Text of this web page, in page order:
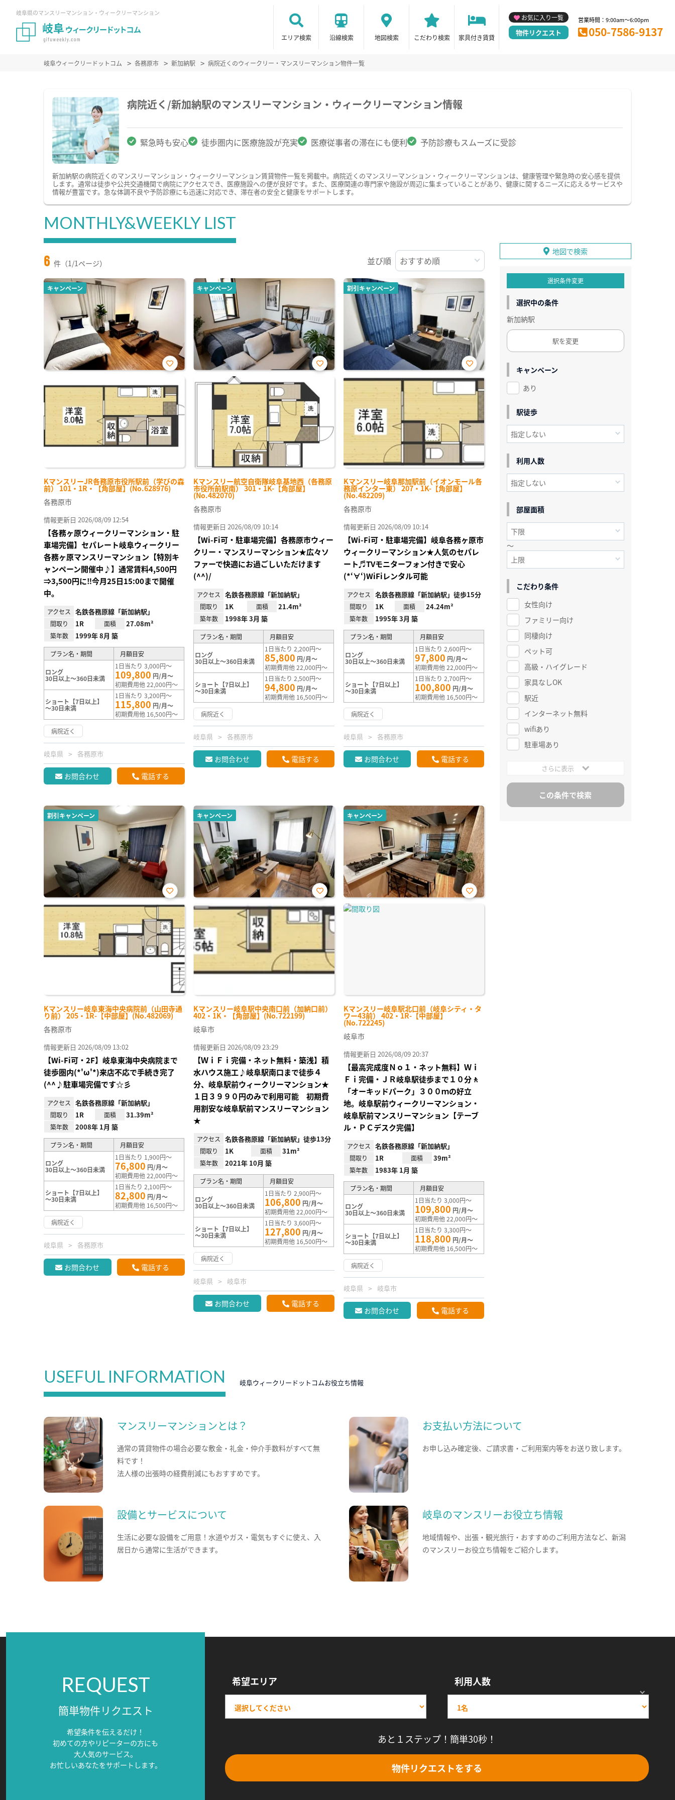
岐阜県のマンスリーマンション・ウィークリーマンション
エリア検索 沿線検索 地図検索 こだわり検索 家具付き賃貸
お気に入り一覧
物件リクエスト
営業時間：9:00am～6:00pm
050-7586-9137
岐阜ウィークリードットコム 各務原市 新加納駅 病院近くのウィークリー・マンスリーマンション物件一覧
病院近く/新加納駅のマンスリーマンション・ウィークリーマンション情報
緊急時も安心 徒歩圏内に医療施設が充実 医療従事者の滞在にも便利 予防診療もスムーズに受診
新加納駅の病院近くのマンスリーマンション・ウィークリーマンション賃貸物件一覧を掲載中。病院近くのマンスリーマンション・ウィークリーマンションは、健康管理や緊急時の安心感を提供
します。通常は徒歩や公共交通機関で病院にアクセスでき、医療施設への便が良好です。また、医療関連の専門家や施設が周辺に集まっていることがあり、健康に関するニーズに応えるサービスや
情報が豊富です。急な体調不良や予防診療にも迅速に対応でき、滞在者の安全と健康をサポートします。
MONTHLY&WEEKLY LIST
6 件（1/1ページ） 並び順
キャンペーン
KマンスリーJR各務原市役所駅前（学びの森
前） 101・1R・【角部屋】(No.628976)
お気
に入
り登
録
各務原市
情報更新日 2026/08/09 12:54
【各務ヶ原ウィークリーマンション・駐
車場完備】セパレート岐阜ウィークリー
各務ヶ原マンスリーマンション【特別キ
ャンペーン開催中♪】通常賃料4,500円
⇒3,500円に‼今月25日15:00まで開催
中。
アクセス 名鉄各務原線「新加納駅」
間取り 1R 面積 27.08m²
築年数 1999年 8月 築
プラン名・期間 月額目安
ロング
30日以上～360日未満
1日当たり 3,000円～
109,800 円/月～
初期費用他 22,000円～
ショート【7日以上】
～30日未満
1日当たり 3,200円～
115,800 円/月～
初期費用他 16,500円～
病院近く
岐阜県 各務原市
お問合わせ 電話する
キャンペーン
Kマンスリー航空自衛隊岐阜基地西（各務原
市役所前駅南） 301・1K-【角部屋】
(No.482070)
お気
り登
録
各務原市
情報更新日 2026/08/09 10:14
【Wi-Fi可・駐車場完備】各務原市ウィー
クリー・マンスリーマンション★広々ソ
ファーで快適にお過ごしいただけます
(^^)/
アクセス 名鉄各務原線「新加納駅」
間取り 1K 面積 21.4m²
築年数 1998年 3月 築
プラン名・期間 月額目安
ロング
30日以上～360日未満
1日当たり 2,200円～
85,800 円/月～
初期費用他 22,000円～
ショート【7日以上】
～30日未満
1日当たり 2,500円～
94,800 円/月～
初期費用他 16,500円～
病院近く
岐阜県 各務原市
お問合わせ 電話する
割引キャンペーン
Kマンスリー岐阜那加駅前（イオンモール各
務原インター東） 207・1K-【角部屋】
(No.482209)
お気
に入
り登
録
各務原市
情報更新日 2026/08/09 10:14
【Wi-Fi可・駐車場完備】岐阜各務ヶ原市
ウィークリーマンション★人気のセパレ
ート♬TVモニターフォン付きで安心
(*‘∀‘)WiFiレンタル可能
アクセス 名鉄各務原線「新加納駅」徒歩15分
間取り 1K 面積 24.24m²
築年数 1995年 3月 築
プラン名・期間 月額目安
ロング
30日以上～360日未満
1日当たり 2,600円～
97,800 円/月～
初期費用他 22,000円～
ショート【7日以上】
～30日未満
1日当たり 2,700円～
100,800 円/月～
初期費用他 16,500円～
病院近く
岐阜県 各務原市
お問合わせ 電話する
割引キャンペーン
Kマンスリー岐阜東海中央病院前（山田寺通
り前） 205・1R-【中部屋】(No.482069)
お気
に入
り登
録
各務原市
情報更新日 2026/08/09 13:02
【Wi-Fi可・2F】岐阜東海中央病院まで
徒歩圏内(*'ω'*)来店不応で手続き完了
(^^♪駐車場完備です☆彡
アクセス 名鉄各務原線「新加納駅」
間取り 1R 面積 31.39m²
築年数 2008年 1月 築
プラン名・期間 月額目安
ロング
30日以上～360日未満
1日当たり 1,900円～
76,800 円/月～
初期費用他 22,000円～
ショート【7日以上】
～30日未満
1日当たり 2,100円～
82,800 円/月～
初期費用他 16,500円～
病院近く
岐阜県 各務原市
お問合わせ 電話する
キャンペーン
Kマンスリー岐阜駅中央南口前（加納口前）
402・1K・【角部屋】(No.722199)
お気
に入
り登
録
岐阜市
情報更新日 2026/08/09 23:29
【ＷｉＦｉ完備・ネット無料・築浅】積
水ハウス施工♪岐阜駅南口まで徒歩４
分、岐阜駅前ウィークリーマンション★
１日３９９０円のみで利用可能 初期費
用割安な岐阜駅前マンスリーマンション
★
アクセス 名鉄各務原線「新加納駅」徒歩13分
間取り 1K 面積 31m²
築年数 2021年 10月 築
プラン名・期間 月額目安
ロング
30日以上～360日未満
1日当たり 2,900円～
106,800 円/月～
初期費用他 22,000円～
ショート【7日以上】
～30日未満
1日当たり 3,600円～
127,800 円/月～
初期費用他 16,500円～
病院近く
岐阜県 岐阜市
お問合わせ 電話する
キャンペーン
Kマンスリー岐阜駅北口前（岐阜シティ・タ
ワー43前） 402・1R-【中部屋】
(No.722245)
お気
岐阜市
情報更新日 2026/08/09 20:37
【最高完成度Ｎｏ１・ネット無料】Ｗｉ
Ｆｉ完備・ＪＲ岐阜駅徒歩まで１０分🚶
「オーキッドパーク」３００ｍの好立
地。岐阜駅前ウィークリーマンション・
岐阜駅前マンスリーマンション【テーブ
ル・ＰＣデスク完備】
アクセス 名鉄各務原線「新加納駅」
間取り 1R 面積 39m²
築年数 1983年 1月 築
プラン名・期間 月額目安
ロング
30日以上～360日未満
1日当たり 3,000円～
109,800 円/月～
初期費用他 22,000円～
ショート【7日以上】
～30日未満
1日当たり 3,300円～
118,800 円/月～
初期費用他 16,500円～
病院近く
岐阜県 岐阜市
お問合わせ 電話する
地図で検索
選択条件変更
選択中の条件
新加納駅
駅を変更
キャンペーン
あり
駅徒歩
利用人数
部屋面積
～
こだわり条件
女性向け
ファミリー向け
同棲向け
ペット可
高級・ハイグレード
家具なしOK
駅近
インターネット無料
wifiあり
駐車場あり
さらに表示
USEFUL INFORMATION 岐阜ウィークリードットコムお役立ち情報
マンスリーマンションとは？
通常の賃貸物件の場合必要な敷金・礼金・仲介手数料がすべて無
料です！
法人様の出張時の経費削減にもおすすめです。
お支払い方法について
お申し込み確定後、ご請求書・ご利用案内等をお送り致します。
設備とサービスについて
生活に必要な設備をご用意！水道やガス・電気もすぐに使え、入
居日から通常に生活ができます。
岐阜のマンスリーお役立ち情報
地域情報や、出張・観光旅行・おすすめのご利用方法など、新潟
のマンスリーお役立ち情報をご紹介します。
REQUEST
簡単物件リクエスト
希望条件を伝えるだけ！
初めての方やリピーターの方にも
大人気のサービス。
お忙しいあなたをサポートします。
希望エリア 利用人数
あと１ステップ！簡単30秒！
物件リクエストをする